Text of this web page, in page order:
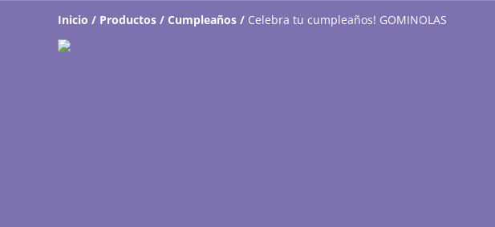
Inicio / Productos / Cumpleaños / Celebra tu cumpleaños! GOMINOLAS